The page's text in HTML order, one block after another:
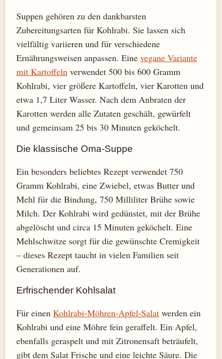
Suppen gehören zu den dankbarsten
Zubereitungsarten für Kohlrabi. Sie lassen sich
vielfältig variieren und für verschiedene
Ernährungsweisen anpassen. Eine vegane Variante
mit Kartoffeln verwendet 500 bis 600 Gramm
Kohlrabi, vier größere Kartoffeln, vier Karotten und
etwa 1,7 Liter Wasser. Nach dem Anbraten der
Karotten werden alle Zutaten geschält, gewürfelt
und gemeinsam 25 bis 30 Minuten geköchelt.
Die klassische Oma-Suppe
Ein besonders beliebtes Rezept verwendet 750
Gramm Kohlrabi, eine Zwiebel, etwas Butter und
Mehl für die Bindung, 750 Milliliter Brühe sowie
Milch. Der Kohlrabi wird gedünstet, mit der Brühe
abgelöscht und circa 15 Minuten geköchelt. Eine
Mehlschwitze sorgt für die gewünschte Cremigkeit
– dieses Rezept taucht in vielen Familien seit
Generationen auf.
Erfrischender Kohlsalat
Für einen Kohlrabi-Möhren-Apfel-Salat werden ein
Kohlrabi und eine Möhre fein geraffelt. Ein Apfel,
ebenfalls geraspelt und mit Zitronensaft beträufelt,
gibt dem Salat Frische und eine leichte Säure. Die